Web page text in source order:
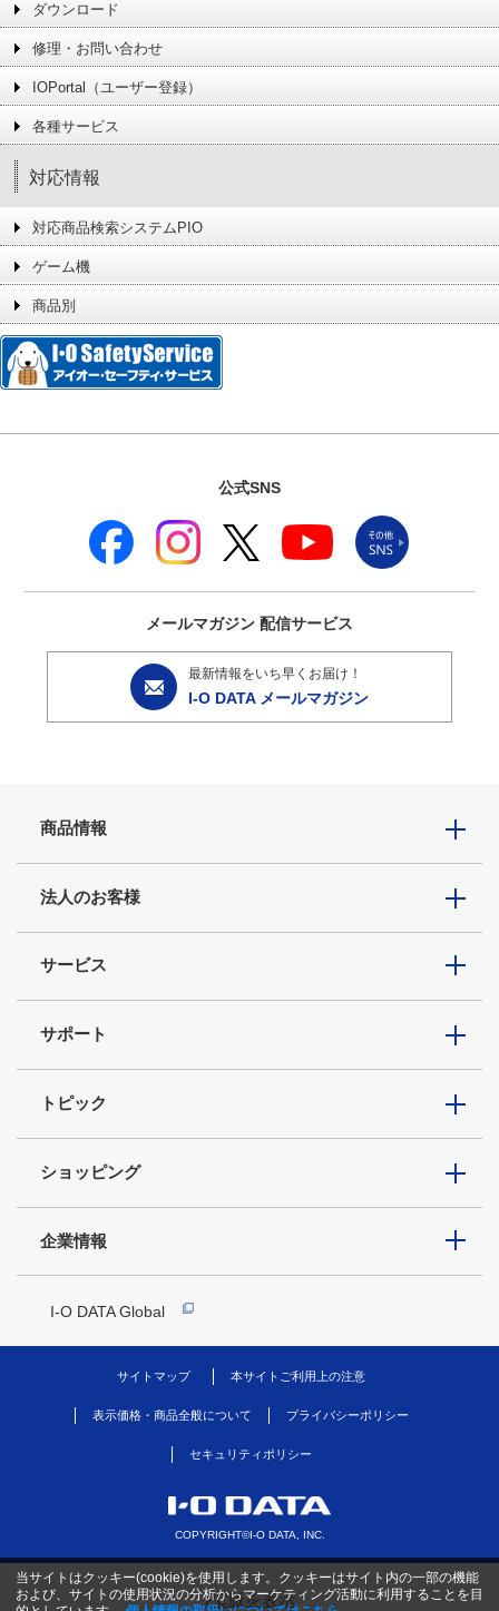
ダウンロード
修理・お問い合わせ
IOPortal（ユーザー登録）
各種サービス
対応情報
対応商品検索システムPIO
ゲーム機
商品別
公式SNS
メールマガジン 配信サービス
最新情報をいち早くお届け！
I-O DATA メールマガジン
商品情報
法人のお客様
サービス
サポート
トピック
ショッピング
企業情報
I-O DATA Global
サイトマップ 本サイトご利用上の注意
表示価格・商品全般について プライバシーポリシー
セキュリティポリシー
COPYRIGHT©I-O DATA, INC.
当サイトはクッキー(cookie)を使用します。クッキーはサイト内の一部の機能
および、サイトの使用状況の分析からマーケティング活動に利用することを目
PC版を表示